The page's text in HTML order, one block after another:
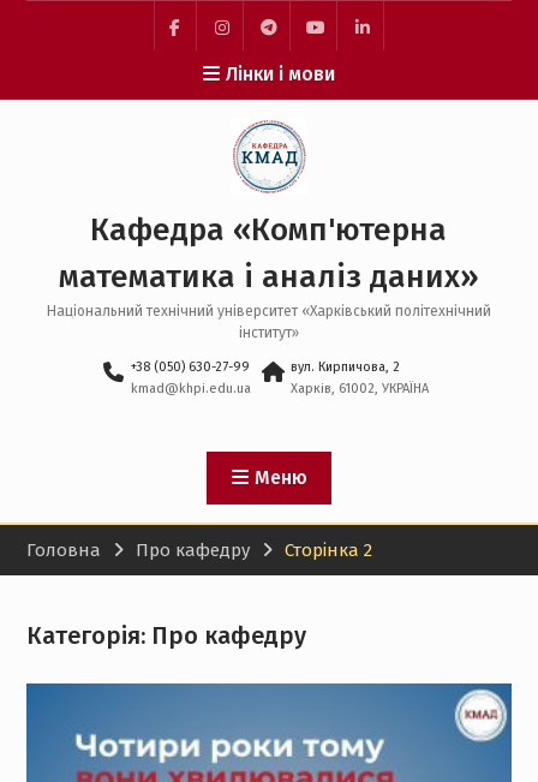
facebookinstagramtelegramyoutubelinkedin
Лінки і мови
Кафедра «Комп'ютерна
математика і аналіз даних»
Національний технічний університет «Харківський політехнічний
інститут»
+38 (050) 630-27-99
kmad@khpi.edu.ua
вул. Кирпичова, 2
Харків, 61002, УКРАЇНА
Меню
Головна Про кафедру Сторінка 2
Категорія: Про кафедру